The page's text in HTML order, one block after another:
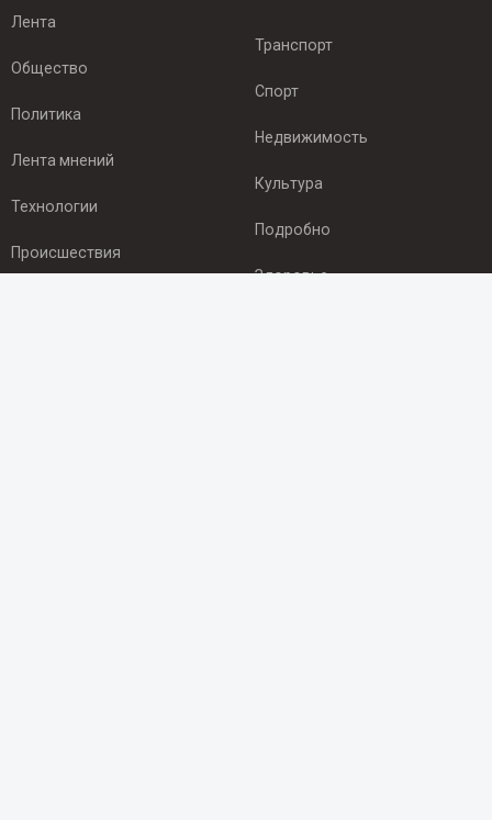
Лента
Общество
Политика
Лента мнений
Технологии
Происшествия
Транспорт
Спорт
Недвижимость
Культура
Подробно
Здоровье